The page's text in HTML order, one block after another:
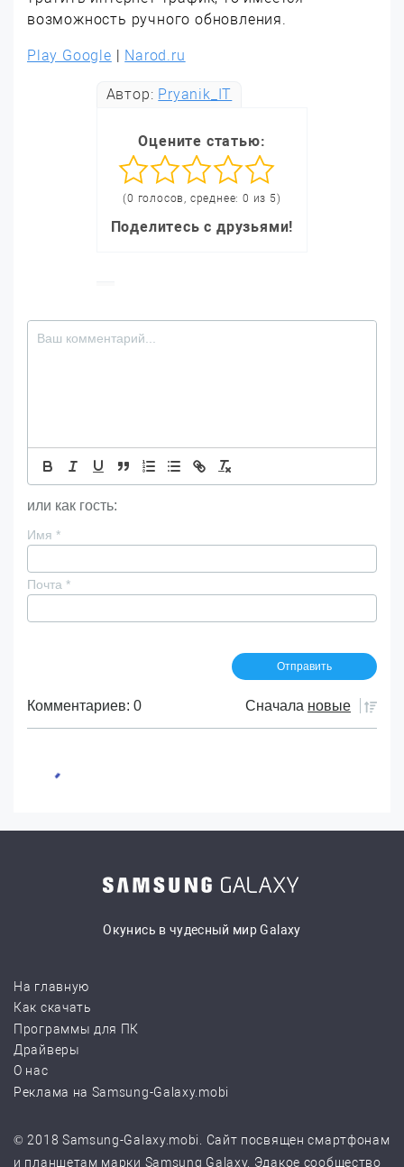
возможность ручного обновления.
Play Google | Narod.ru
Автор: Pryanik_IT
Оцените статью:
(0 голосов, среднее: 0 из 5)
Поделитесь с друзьями!
или как гость:
Имя *
Почта *
Комментариев: 0 Сначала новые
Окунись в чудесный мир Galaxy
На главную
Как скачать
Программы для ПК
Драйверы
О нас
Реклама на Samsung-Galaxy.mobi
© 2018 Samsung-Galaxy.mobi. Сайт посвящен смартфонам
и планшетам марки Samsung Galaxy. Эдакое сообщество